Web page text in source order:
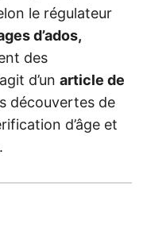
le régulateur
d’ados,
des
d’un article de
découvertes de
d’âge et